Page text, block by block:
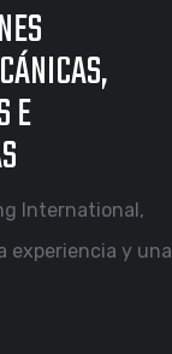
E
International,
experiencia y una